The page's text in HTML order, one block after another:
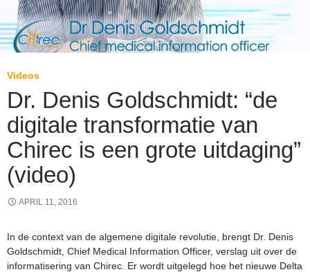
Videos
Dr. Denis Goldschmidt: “de
digitale transformatie van
Chirec is een grote uitdaging”
(video)
APRIL 11, 2016
In de context van de algemene digitale revolutie, brengt Dr. Denis
Goldschmidt, Chief Medical Information Officer, verslag uit over de
informatisering van Chirec. Er wordt uitgelegd hoe het nieuwe Delta